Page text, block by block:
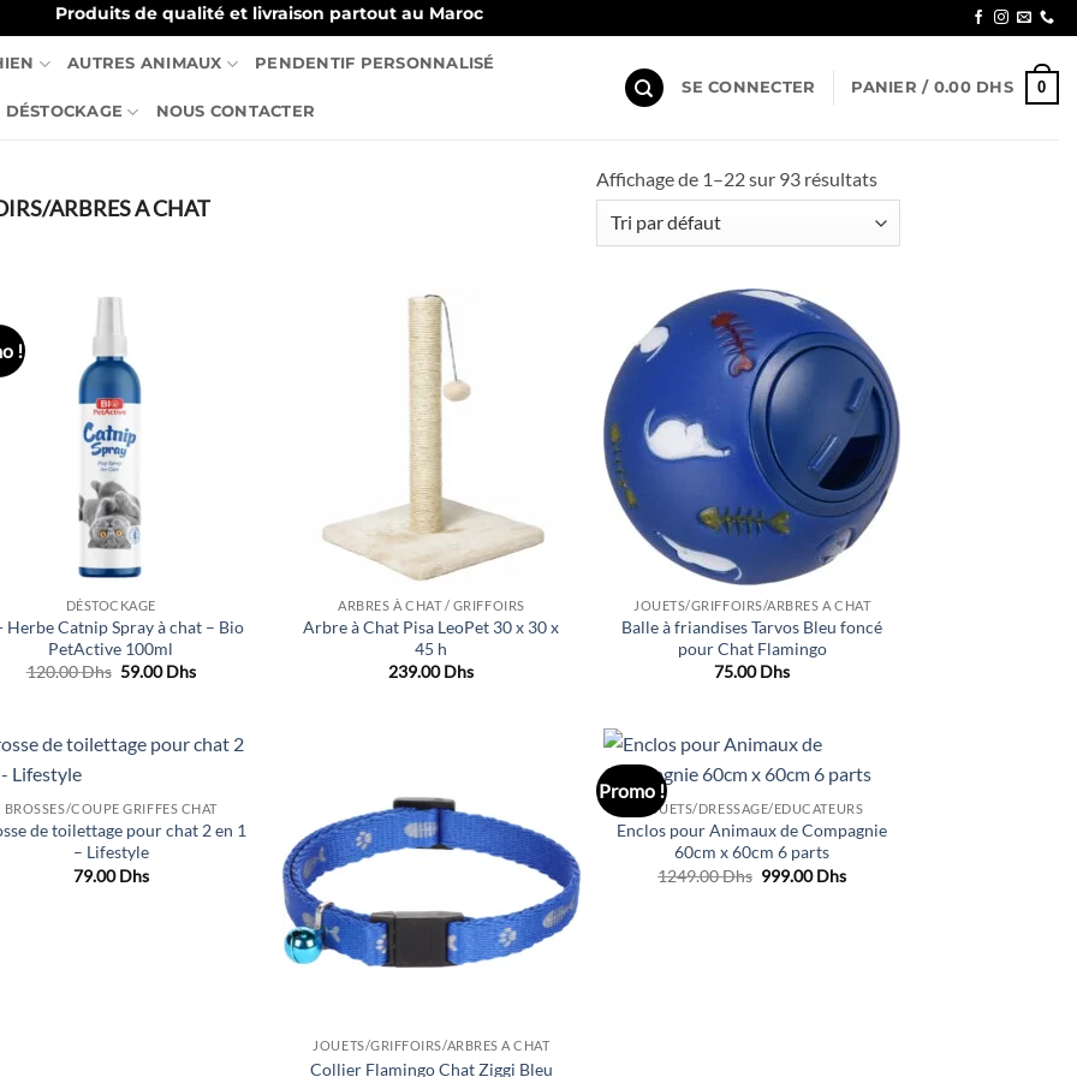
Produits de qualité et livraison partout au Maroc
AUTRES ANIMAUX PENDENTIF PERSONNALISÉ
DÉSTOCKAGE NOUS CONTACTER
SE CONNECTER PANIER / 0.00 DHS 0
ARBRES A CHAT
Affichage de 1–22 sur 93 résultats
!
DÉSTOCKAGE
Herbe Catnip Spray à chat – Bio
PetActive 100ml
120.00Dhs Le
120.00 Dhs.
59.00DhsLe
59.00 Dhs.
ARBRES À CHAT / GRIFFOIRS
Arbre à Chat Pisa LeoPet 30 x 30 x
45 h
239.00Dhs
Ajouter
à la liste
de
souhaits
JOUETS/GRIFFOIRS/ARBRES A CHAT
Balle à friandises Tarvos Bleu foncé
pour Chat Flamingo
75.00Dhs
à la liste
de
BROSSES/COUPE GRIFFES CHAT
de toilettage pour chat 2 en 1
– Lifestyle
79.00Dhs
de
souhaits
JOUETS/GRIFFOIRS/ARBRES A CHAT
Collier Flamingo Chat Ziggi Bleu
Promo !
à la liste
de
JOUETS/DRESSAGE/EDUCATEURS
Enclos pour Animaux de Compagnie
60cm x 60cm 6 parts
1249.00Dhs Le
999.00DhsLe